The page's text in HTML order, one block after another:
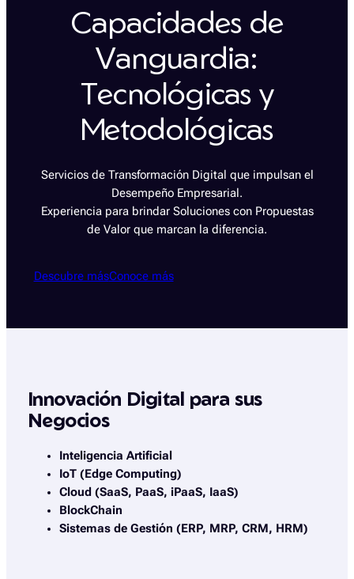
Capacidades de
Vanguardia:
Tecnológicas y
Metodológicas
Servicios de Transformación Digital que impulsan el
Desempeño Empresarial.
Experiencia para brindar Soluciones con Propuestas
de Valor que marcan la diferencia.
Descubre másConoce más
Innovación Digital para sus
Negocios
Inteligencia Artificial
IoT (Edge Computing)
Cloud (SaaS, PaaS, iPaaS, IaaS)
BlockChain
Sistemas de Gestión (ERP, MRP, CRM, HRM)